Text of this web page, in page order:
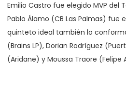
Emilio Castro fue elegido MVP del
Pablo Álamo (CB Las Palmas) fue
quinteto ideal también lo
(Brains LP), Dorian Rodríguez
(Aridane) y Moussa Traore (Felipe